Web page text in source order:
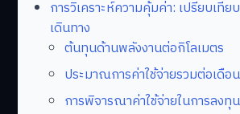
การวิเคราะห์ความคุ้มค่า: เปรียบเทีย
เดินทาง
ต้นทุนด้านพลังงานต่อกิโลเมตร
ประมาณการค่าใช้จ่ายรวมต่อเดือน
การพิจารณาค่าใช้จ่ายในการลงทุ